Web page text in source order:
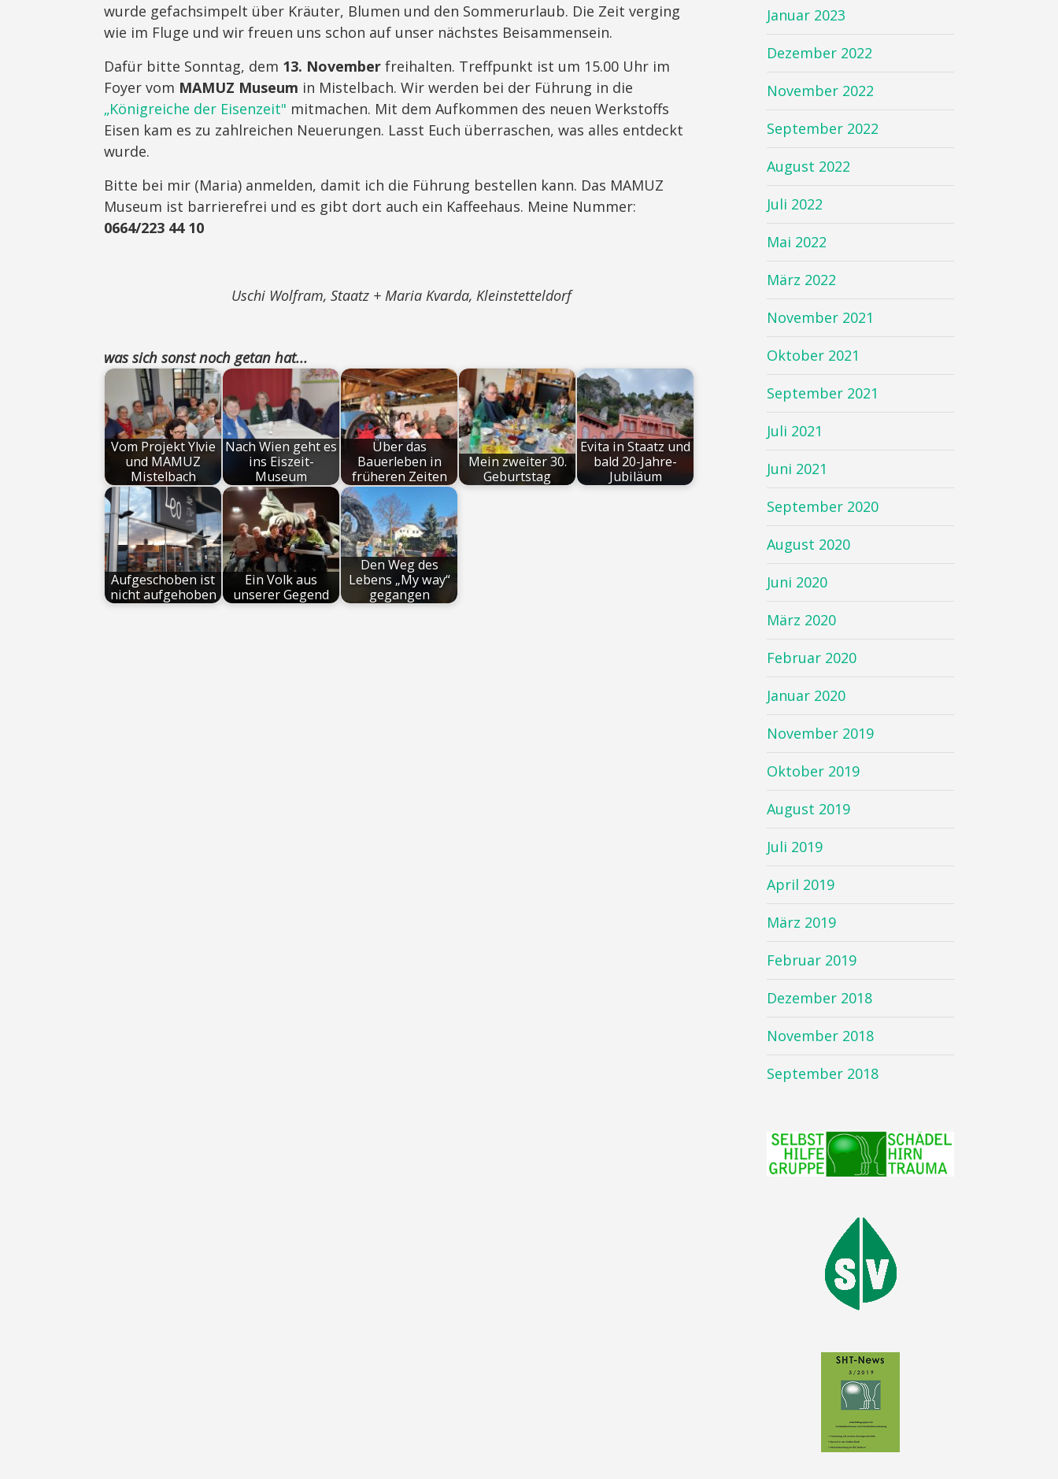
wurde gefachsimpelt über Kräuter, Blumen und den Sommerurlaub. Die Zeit verging
wie im Fluge und wir freuen uns schon auf unser nächstes Beisammensein.
Dafür bitte Sonntag, dem 13. November freihalten. Treffpunkt ist um 15.00 Uhr im
Foyer vom MAMUZ Museum in Mistelbach. Wir werden bei der Führung in die
„Königreiche der Eisenzeit" mitmachen. Mit dem Aufkommen des neuen Werkstoffs
Eisen kam es zu zahlreichen Neuerungen. Lasst Euch überraschen, was alles entdeckt
wurde.
Bitte bei mir (Maria) anmelden, damit ich die Führung bestellen kann. Das MAMUZ
Museum ist barrierefrei und es gibt dort auch ein Kaffeehaus. Meine Nummer:
0664/223 44 10
Uschi Wolfram, Staatz + Maria Kvarda, Kleinstetteldorf
was sich sonst noch getan hat...
Vom Projekt Ylvie
und MAMUZ
Mistelbach
Nach Wien geht es
ins Eiszeit-
Museum
Über das
Bauerleben in
früheren Zeiten
Mein zweiter 30.
Geburtstag
Evita in Staatz und
bald 20-Jahre-
Jubiläum
Aufgeschoben ist
nicht aufgehoben
Ein Volk aus
unserer Gegend
Den Weg des
Lebens „My way“
gegangen
Januar 2023
Dezember 2022
November 2022
September 2022
August 2022
Juli 2022
Mai 2022
März 2022
November 2021
Oktober 2021
September 2021
Juli 2021
Juni 2021
September 2020
August 2020
Juni 2020
März 2020
Februar 2020
Januar 2020
November 2019
Oktober 2019
August 2019
Juli 2019
April 2019
März 2019
Februar 2019
Dezember 2018
November 2018
September 2018